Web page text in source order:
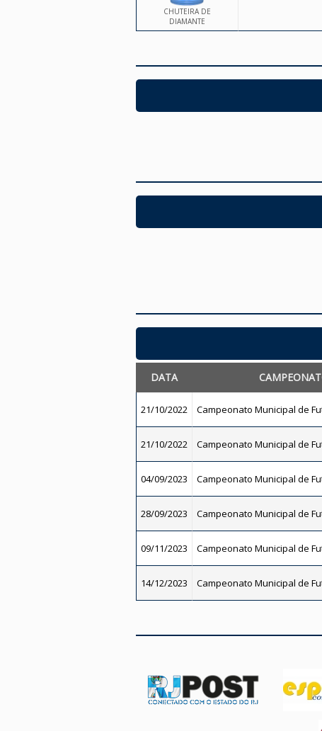
CHUTEIRA DE
DIAMANTE
DATA
21/10/2022 Campeonato Municipal de
21/10/2022 Campeonato Municipal de
04/09/2023 Campeonato Municipal de
28/09/2023 Campeonato Municipal de
09/11/2023 Campeonato Municipal de
14/12/2023 Campeonato Municipal de